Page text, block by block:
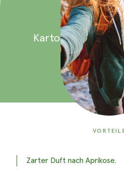
Kartoffelcreme mit
Zarter Duft nach Aprikose.